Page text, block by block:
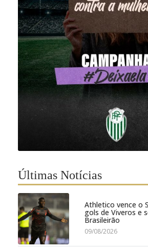
Últimas Notícias
Athletico vence o
gols de Viveros e
Brasileirão
09/08/2026